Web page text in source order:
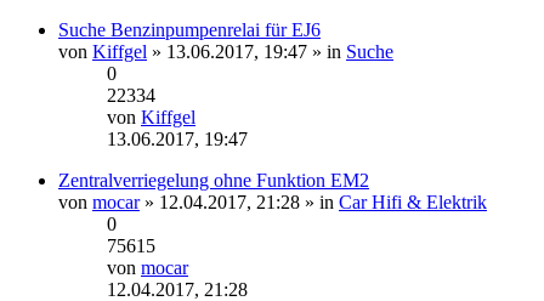
Suche Benzinpumpenrelai für EJ6
von Kiffgel » 13.06.2017, 19:47 » in Suche
0
22334
von Kiffgel
Neuester
13.06.2017, 19:47
Zentralverriegelung ohne Funktion EM2
von mocar» 12.04.2017, 21:28 » in Car Hifi & Elektrik
0
75615
von mocar
Neuester
12.04.2017, 21:28